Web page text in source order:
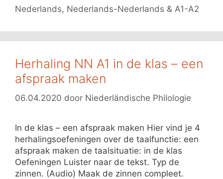
Nederlands, Nederlands-Nederlands & A1-A2
Herhaling NN A1 in de klas – een
afspraak maken
06.04.2020 door Niederländische Philologie
In de klas – een afspraak maken Hier vind je 4
herhalingsoefeningen over de taalfunctie: een
afspraak maken de taalsituatie: in de klas
Oefeningen Luister naar de tekst. Typ de
zinnen. (Audio) Maak de zinnen compleet.